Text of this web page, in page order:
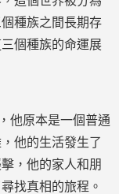
種族之間長期存
個種族的命運展
他原本是一個普通
他的生活發生了
，他的家人和朋
找真相的旅程。